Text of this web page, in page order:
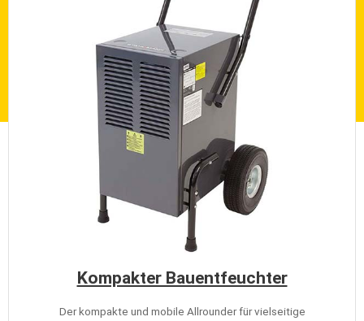
Kompakter Bauentfeuchter
Der kompakte und mobile Allrounder für vielseitige